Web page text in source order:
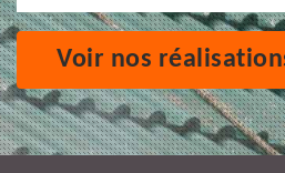
Voir nos